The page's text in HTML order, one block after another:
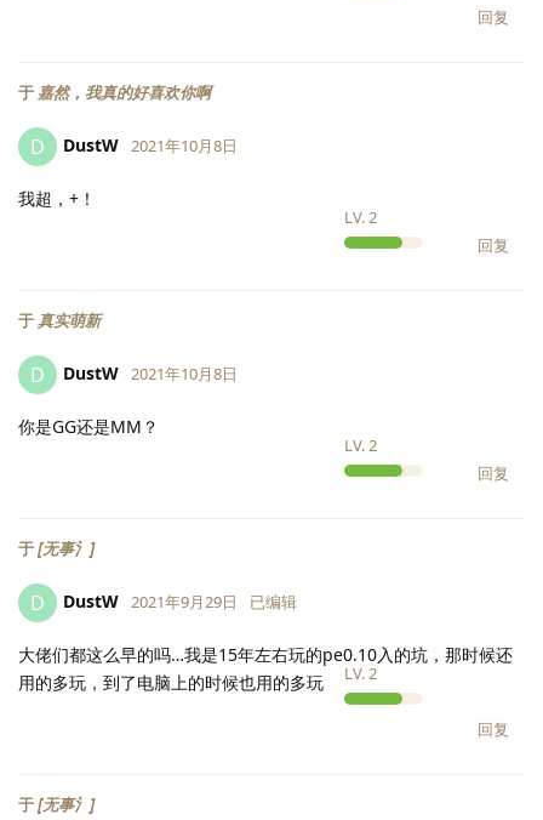
回复
于 嘉然，我真的好喜欢你啊
D DustW
LV.2
2021年10月8日
我超，+！
回复
于真实萌新
D DustW
LV.2
2021年10月8日
你是GG还是MM？
回复
于[无事氵]
D DustW
LV.2
2021年9月29日 已编辑
大佬们都这么早的吗…我是15年左右玩的pe0.10入的坑，那时候还
用的多玩，到了电脑上的时候也用的多玩
回复
于[无事氵]